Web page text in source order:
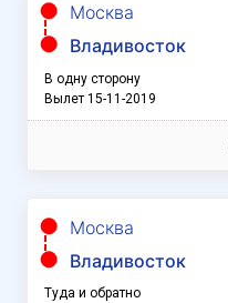
Москва
Владивосток
В одну сторону
Вылет 15-11-2019
Москва
Владивосток
Туда и обратно